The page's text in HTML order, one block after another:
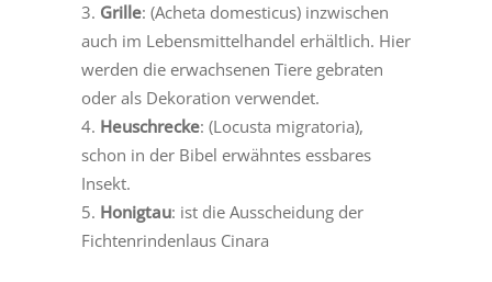
Grille: (Acheta domesticus) inzwischen
auch im Lebensmittelhandel erhältlich. Hier
werden die erwachsenen Tiere gebraten
oder als Dekoration verwendet.
Heuschrecke: (Locusta migratoria),
schon in der Bibel erwähntes essbares
Insekt.
Honigtau: ist die Ausscheidung der
Fichtenrindenlaus Cinara